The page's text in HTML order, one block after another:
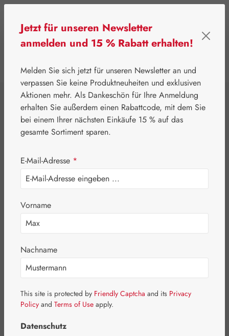
⌂ Gall Pharma Aminosäuren
L-Asparaginsäure
500 mg GPH
Kapseln
Bildergalerie überspringen
Jetzt für unseren Newsletter
anmelden und 15 % Rabatt erhalten!
Melden Sie sich jetzt für unseren Newsletter an und
verpassen Sie keine Produktneuheiten und exklusiven
Aktionen mehr. Als Dankeschön für Ihre Anmeldung
erhalten Sie außerdem einen Rabattcode, mit dem Sie
bei einem Ihrer nächsten Einkäufe 15 % auf das
gesamte Sortiment sparen.
E-Mail-Adresse *
Vorname
Nachname
This site is protected by Friendly Captcha and its Privacy
Policy and Terms of Use apply.
Datenschutz